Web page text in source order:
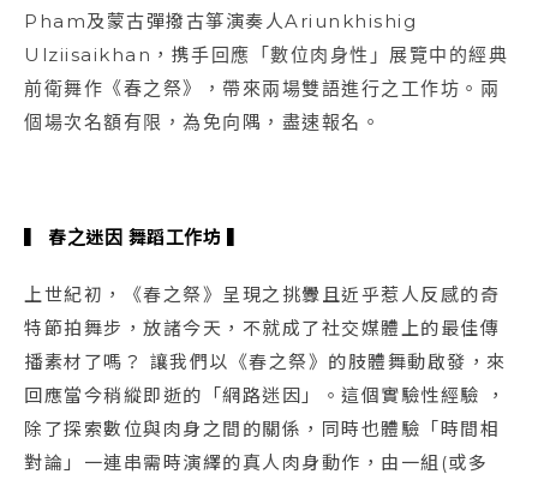
Pham及蒙古彈撥古箏演奏⼈Ariunkhishig
Ulziisaikhan，携⼿回應「數位肉身性」展覽中的經典
前衛舞作《春之祭》，帶來兩場雙語進⾏之⼯作坊。兩
個場次名額有限，為免向隅，盡速報名。
▍ 春之迷因 舞蹈工作坊 ▍
上世紀初，《春之祭》呈現之挑釁且近乎惹人反感的奇
特節拍舞步，放諸今天，不就成了社交媒體上的最佳傳
播素材了嗎？ 讓我們以《春之祭》的肢體舞動啟發，來
回應當今稍縱即逝的「網路迷因」。這個實驗性經驗 ，
除了探索數位與肉身之間的關係，同時也體驗「時間相
對論」一連串需時演繹的真人肉身動作，由一組(或多